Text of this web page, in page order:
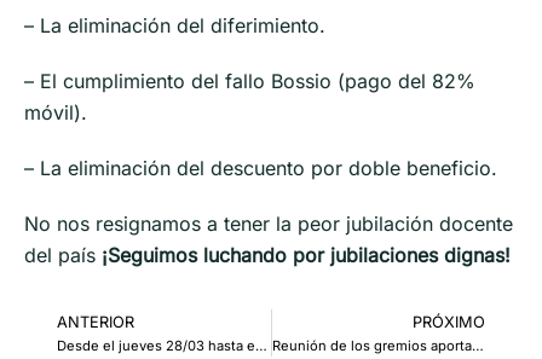
– La eliminación del diferimiento.
– El cumplimiento del fallo Bossio (pago del 82%
móvil).
– La eliminación del descuento por doble beneficio.
No nos resignamos a tener la peor jubilación docente
del país ¡Seguimos luchando por jubilaciones dignas!
ANTERIOR
Desde el jueves 28/03 hasta el martes 2/04, la entidad permanecerá cerrada
PRÓXIMO
Reunión de los gremios aportantes al Apross con el Gobernador de la Provincia